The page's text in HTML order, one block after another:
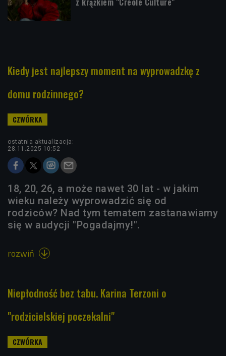
Kiedy jest najlepszy moment na wyprowadzkę z
domu rodzinnego?
ostatnia aktualizacja:
28.11.2025 10:52
18, 20, 26, a może nawet 30 lat - w jakim
wieku należy wyprowadzić się od
rodziców? Nad tym tematem zastanawiamy
się w audycji "Pogadajmy!".
rozwiń 
Niepłodność bez tabu. Karina Terzoni o
"rodzicielskiej poczekalni"